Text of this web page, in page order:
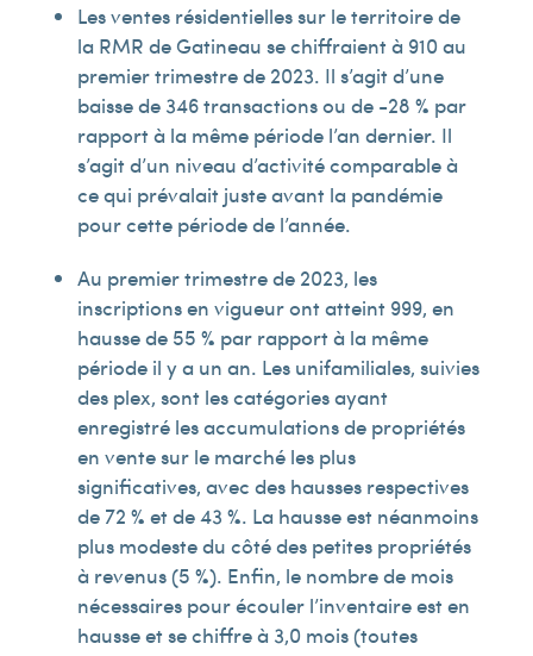
Les ventes résidentielles sur le territoire de
la RMR de Gatineau se chiffraient à 910 au
premier trimestre de 2023. Il s’agit d’une
baisse de 346 transactions ou de -28 % par
rapport à la même période l’an dernier. Il
s’agit d’un niveau d’activité comparable à
ce qui prévalait juste avant la pandémie
pour cette période de l’année.
Au premier trimestre de 2023, les
inscriptions en vigueur ont atteint 999, en
hausse de 55 % par rapport à la même
période il y a un an. Les unifamiliales, suivies
des plex, sont les catégories ayant
enregistré les accumulations de propriétés
en vente sur le marché les plus
significatives, avec des hausses respectives
de 72 % et de 43 %. La hausse est néanmoins
plus modeste du côté des petites propriétés
à revenus (5 %). Enfin, le nombre de mois
nécessaires pour écouler l’inventaire est en
hausse et se chiffre à 3,0 mois (toutes